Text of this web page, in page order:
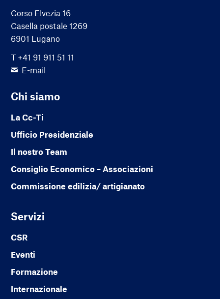
Corso Elvezia 16
Casella postale 1269
6901 Lugano
T +41 91 911 51 11
E-mail
Chi siamo
La Cc-Ti
Ufficio Presidenziale
Il nostro Team
Consiglio Economico – Associazioni
Commissione edilizia/ artigianato
Servizi
CSR
Eventi
Formazione
Internazionale